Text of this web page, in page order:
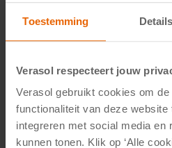
Toestemming Details
Verasol respecteert jouw
Verasol gebruikt cookies om
functionaliteit van deze website
integreren met social media en
kunnen tonen. Klik op ‘Alle